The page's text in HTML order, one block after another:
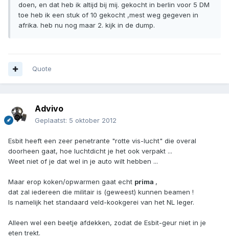
doen, en dat heb ik altijd bij mij. gekocht in berlin voor 5 DM
toe heb ik een stuk of 10 gekocht ,mest weg gegeven in
afrika. heb nu nog maar 2. kijk in de dump.
Quote
Advivo
Geplaatst: 5 oktober 2012
Esbit heeft een zeer penetrante "rotte vis-lucht" die overal
doorheen gaat, hoe luchtdicht je het ook verpakt ...
Weet niet of je dat wel in je auto wilt hebben ...
Maar erop koken/opwarmen gaat echt prima ,
dat zal iedereen die militair is (geweest) kunnen beamen !
Is namelijk het standaard veld-kookgerei van het NL leger.
Alleen wel een beetje afdekken, zodat de Esbit-geur niet in je
eten trekt.